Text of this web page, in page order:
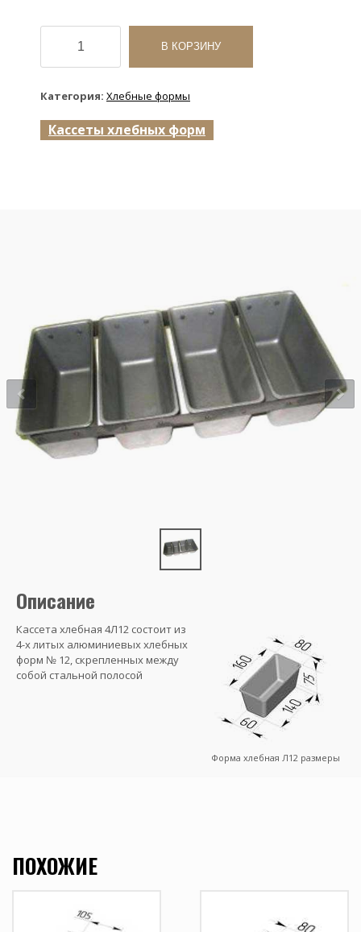
Описание
Форма хлебная Л12 размеры
Кассета хлебная 4Л12 состоит из
4-х литых алюминиевых хлебных
форм № 12, скрепленных между
собой стальной полосой
Количество
товара
Кассета
4Л12
В КОРЗИНУ
Категория: Хлебные формы
Кассеты хлебных форм
ПОХОЖИЕ